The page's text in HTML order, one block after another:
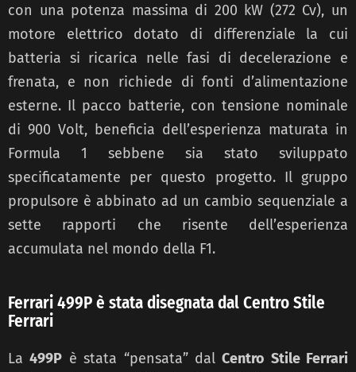
con una potenza massima di 200 kW (272 Cv), un
motore elettrico dotato di differenziale la cui
batteria si ricarica nelle fasi di decelerazione e
frenata, e non richiede di fonti d’alimentazione
esterne. Il pacco batterie, con tensione nominale
di 900 Volt, beneficia dell’esperienza maturata in
Formula 1 sebbene sia stato sviluppato
specificatamente per questo progetto. Il gruppo
propulsore è abbinato ad un cambio sequenziale a
sette rapporti che risente dell’esperienza
accumulata nel mondo della F1.
Ferrari 499P è stata disegnata dal Centro Stile
Ferrari
La499P è stata “pensata” dalCentro Stile Ferrari